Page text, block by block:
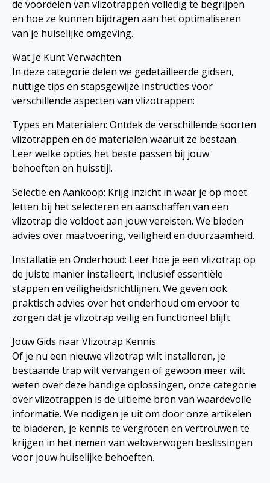
de voordelen van vlizotrappen volledig te begrijpen
en hoe ze kunnen bijdragen aan het optimaliseren
van je huiselijke omgeving.
Wat Je Kunt Verwachten
In deze categorie delen we gedetailleerde gidsen,
nuttige tips en stapsgewijze instructies voor
verschillende aspecten van vlizotrappen:
Types en Materialen: Ontdek de verschillende soorten
vlizotrappen en de materialen waaruit ze bestaan.
Leer welke opties het beste passen bij jouw
behoeften en huisstijl.
Selectie en Aankoop: Krijg inzicht in waar je op moet
letten bij het selecteren en aanschaffen van een
vlizotrap die voldoet aan jouw vereisten. We bieden
advies over maatvoering, veiligheid en duurzaamheid.
Installatie en Onderhoud: Leer hoe je een vlizotrap op
de juiste manier installeert, inclusief essentiële
stappen en veiligheidsrichtlijnen. We geven ook
praktisch advies over het onderhoud om ervoor te
zorgen dat je vlizotrap veilig en functioneel blijft.
Jouw Gids naar Vlizotrap Kennis
Of je nu een nieuwe vlizotrap wilt installeren, je
bestaande trap wilt vervangen of gewoon meer wilt
weten over deze handige oplossingen, onze categorie
over vlizotrappen is de ultieme bron van waardevolle
informatie. We nodigen je uit om door onze artikelen
te bladeren, je kennis te vergroten en vertrouwen te
krijgen in het nemen van weloverwogen beslissingen
voor jouw huiselijke behoeften.